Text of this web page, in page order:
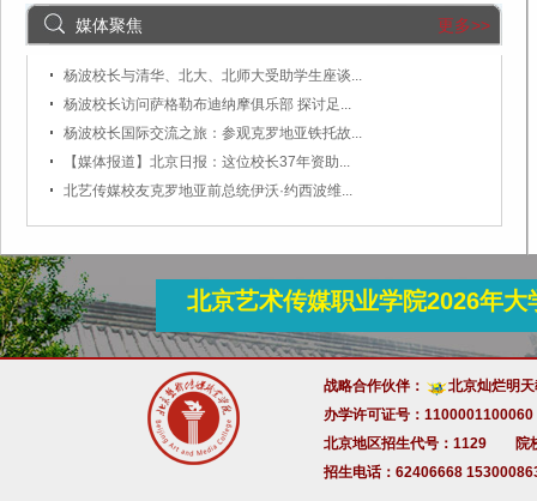
更多>>
媒体聚焦
杨波校长与清华、北大、北师大受助学生座谈...
2025-11-04
杨波校长访问萨格勒布迪纳摩俱乐部 探讨足...
2025-10-15
杨波校长国际交流之旅：参观克罗地亚铁托故...
2025-10-09
【媒体报道】北京日报：这位校长37年资助...
2025-05-06
北艺传媒校友克罗地亚前总统伊沃·约西波维...
北京艺术传媒职业学院2026年
战略合作伙伴：
北京灿烂明
办学许可证号：1100001100060
北京地区招生代号：1129
招生电话：62406668